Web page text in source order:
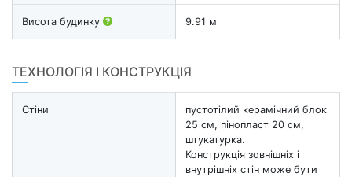
Висота будинку 9.91 м
ТЕХНОЛОГІЯ І КОНСТРУКЦІЯ
Стіни
пустотілий керамічний блок
25 см, пінопласт 20 см,
штукатурка.
Конструкція зовнішніх і
внутрішніх стін може бути